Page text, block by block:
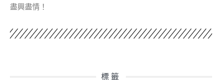
盡興盡情！
標籤